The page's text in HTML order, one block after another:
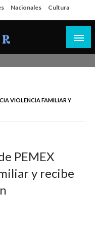
Nacionales Cultura
VIOLENCIA FAMILIAR Y
PEMEX
y recibe